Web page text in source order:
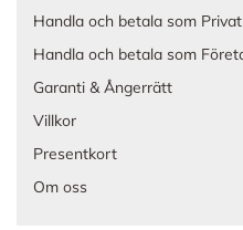
Handla och betala som
Handla och betala som
Garanti & Ångerrätt
Villkor
Presentkort
Om oss